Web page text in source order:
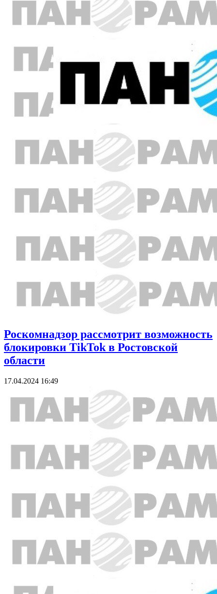
Роскомнадзор рассмотрит возможность
блокировки TikTok в Ростовской
области
17.04.2024 16:49